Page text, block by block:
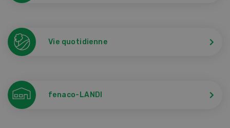
Vie quotidienne
fenaco-LANDI